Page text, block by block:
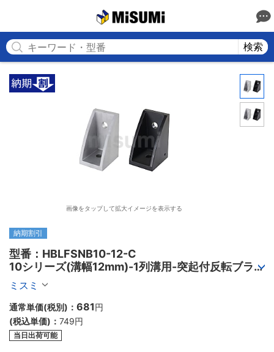
検索
画像をタップして拡大イメージを表示する
納期割引
型番：HBLFSNB10-12-C
10シリーズ(溝幅12mm)-1列溝用-突起付反転ブラケ
ット
ミスミ
通常単価(税別)： 681円
(税込単価)： 749円
当日出荷可能